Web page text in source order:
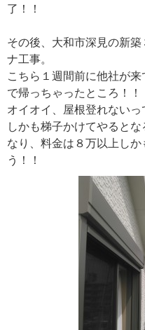
了！！
その後、大和市深見の新
ナ工事。
こちら１週間前に他社が
で帰っちゃったところ！！
オイオイ、屋根登れないっ
しかも梯子かけてやると
なり、料金は８万以上し
う！！